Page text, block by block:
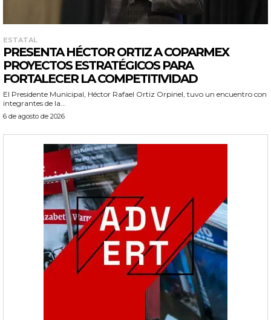
ESTATAL
PRESENTA HÉCTOR ORTIZ A COPARMEX
PROYECTOS ESTRATÉGICOS PARA
FORTALECER LA COMPETITIVIDAD
El Presidente Municipal, Héctor Rafael Ortiz Orpinel, tuvo un encuentro con
integrantes de la...
6 de agosto de 2026